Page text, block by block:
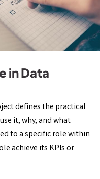
in Data
defines the practical
it, why, and what
to a specific role within
achieve its KPIs or